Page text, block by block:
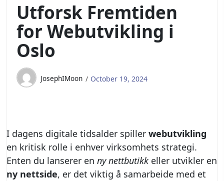
Utforsk Fremtiden
for Webutvikling i
Oslo
JosephIMoon October 19, 2024
I dagens digitale tidsalder spiller webutvikling
en kritisk rolle i enhver virksomhets strategi.
Enten du lanserer en ny nettbutikkeller utvikler en
ny nettside, er det viktig å samarbeide med et